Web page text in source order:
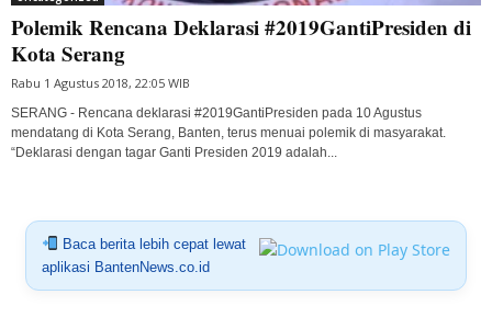
Polemik Rencana Deklarasi #2019GantiPresiden di
Kota Serang
Rabu 1 Agustus 2018, 22:05 WIB
SERANG - Rencana deklarasi #2019GantiPresiden pada 10 Agustus
mendatang di Kota Serang, Banten, terus menuai polemik di masyarakat.
“Deklarasi dengan tagar Ganti Presiden 2019 adalah...
Baca berita lebih cepat lewat
aplikasi BantenNews.co.id